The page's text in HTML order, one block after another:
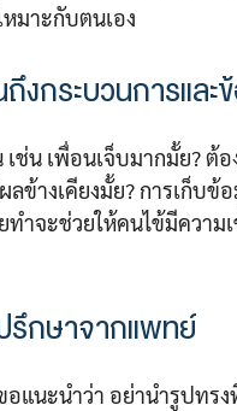
มาะกับตนเอง
งกระบวนการและ
เช่น เพื่อนเจ็บมากมั้ย? ต้
ลข้างเคียงมั้ย? การเก็บข้
ทำจะช่วยให้คนไข้มีความ
รึกษาจากแพทย์
แนะนำว่า อย่านำรูปทร